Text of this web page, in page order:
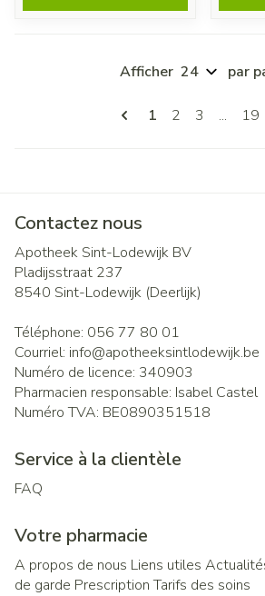
Pages
Vous lisez
1 Page
2 Page
3 ... Page
19
Afficher par
Contactez nous
Apotheek Sint-Lodewijk BV
Pladijsstraat 237
8540 Sint-Lodewijk (Deerlijk)
Téléphone: 056 77 80 01
Courriel: info@apotheeksintlodewijk.be
Numéro de licence: 340903
Pharmacien responsable: Isabel Castel
Numéro TVA: BE0890351518
Service à la clientèle
FAQ
Votre pharmacie
A propos de nous Liens utiles
de garde Prescription Tarifs des soins